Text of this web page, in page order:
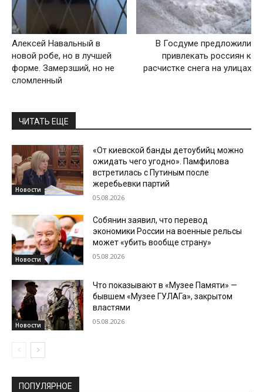
Алексей Навальный в
новой робе, но в лучшей
форме. Замерзший, но не
сломленный
В Госдуме предложили
привлекать россиян к
расчистке снега на улицах
ЧИТАТЬ ЕЩЕ
Новости
«От киевской банды детоубийц можно
ожидать чего угодно». Памфилова
встретилась с Путиным после
жеребьевки партий
05.08.2026
Новости
Собянин заявил, что перевод
экономики России на военные рельсы
может «убить вообще страну»
05.08.2026
Новости
Что показывают в «Музее Памяти» —
бывшем «Музее ГУЛАГа», закрытом
властями
05.08.2026
ПОПУЛЯРНОЕ